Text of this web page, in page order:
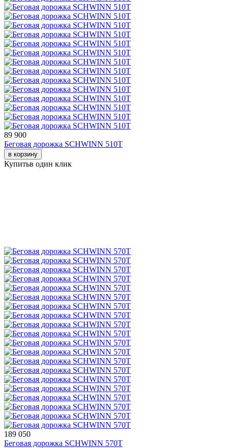
89 900
Беговая дорожка SCHWINN 510T
в корзину
Купитьв один клик
189 050
Беговая дорожка SCHWINN 570T